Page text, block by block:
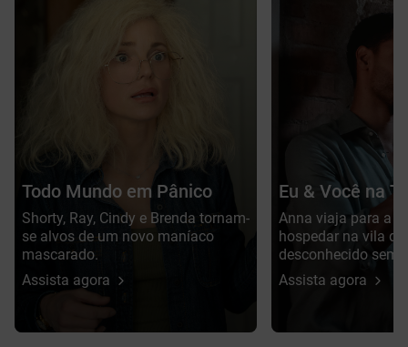
Todo Mundo em Pânico
Shorty, Ray, Cindy e Brenda tornam-
se alvos de um novo maníaco
mascarado.
Assista agora
Eu & Você na
Anna viaja para a
hospedar na vila
desconhecido sem
Assista agora